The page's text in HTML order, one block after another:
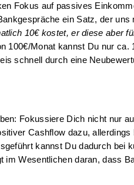
Fokus auf passives
ein Satz, der
10€ kostet, er diese aber
100€/Monat kannst Du nur
schnell durch eine
Fokussiere Dich nicht nur
Cashflow dazu,
kannst Du dadurch bei
im Wesentlichen daran, dass